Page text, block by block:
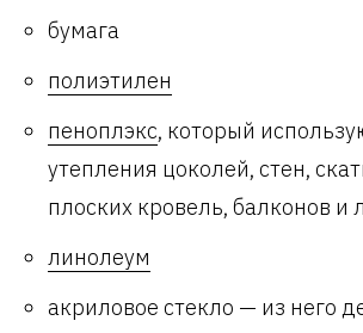
бумага
полиэтилен
пеноплэкс, который
утепления цоколей, стен,
плоских кровель, балконов и
линолеум
акриловое стекло — из него